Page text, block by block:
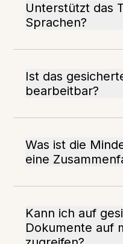
Unterstützt das
Sprachen?
Ist das
bearbeitbar?
Was ist die
eine
Kann ich auf
Dokumente auf